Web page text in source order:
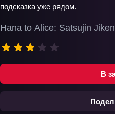
В
Hana to Alice: Satsujin Jiken
подсказка уже рядом.